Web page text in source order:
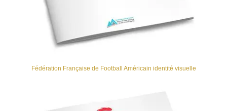
Fédération Française de Football Américain identité visuelle